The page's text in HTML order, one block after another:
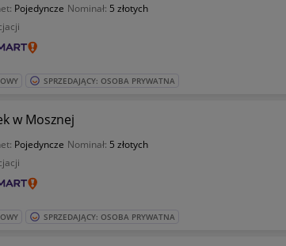
Pojedyncze Nominał: 5 złotych
SPRZEDAJĄCY: OSOBA PRYWATNA
w Mosznej
Pojedyncze Nominał: 5 złotych
SPRZEDAJĄCY: OSOBA PRYWATNA